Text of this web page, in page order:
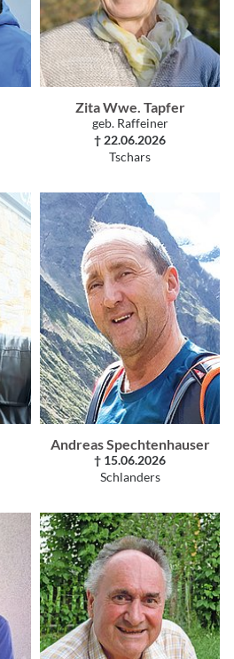
Zita Wwe. Tapfer
geb. Raffeiner
† 22.06.2026
Tschars
Andreas Spechtenhauser
† 15.06.2026
Schlanders